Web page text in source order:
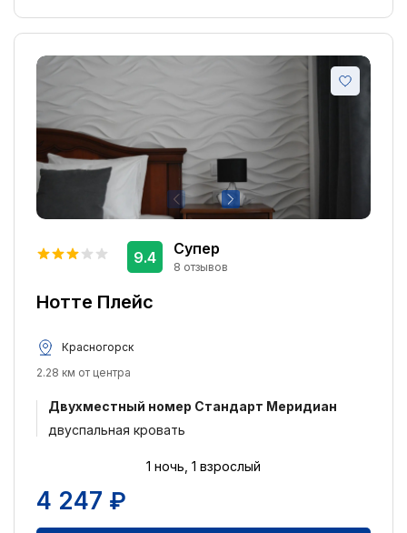
Нотте Плейс
Супер
8 отзывов
9.4
Красногорск
2.28 км от центра
Двухместный номер Стандарт Меридиан
двуспальная кровать
1 ночь, 1 взрослый
4 247 ₽